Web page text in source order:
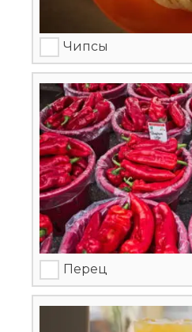
Чипсы
Перец